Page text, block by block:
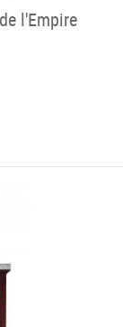
l'Empire